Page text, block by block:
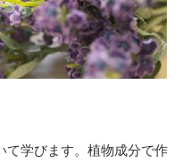
て学びます。植物成分で作